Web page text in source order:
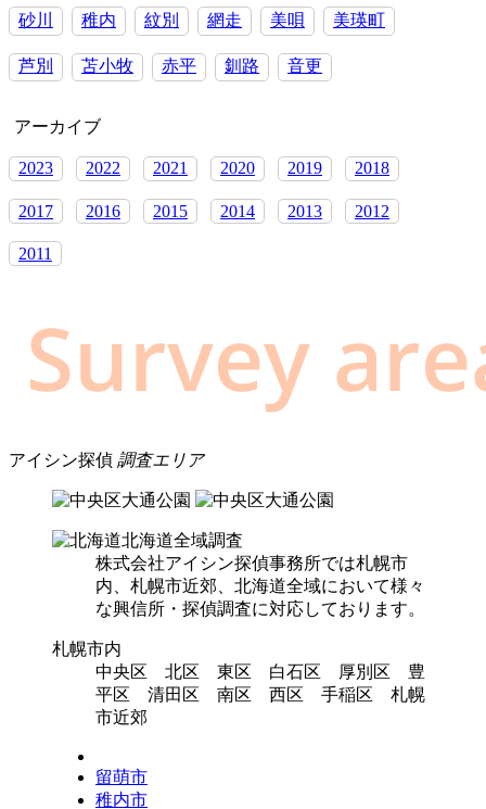
一
つ
砂川 稚内 紋別 網走 美唄 美瑛町
芦別 苫小牧 赤平 釧路 音更
アーカイブ
2023 2022 2021 2020 2019 2018
2017 2016 2015 2014 2013 2012
2011
アイシン探偵 調査エリア
北海道全域調査
株式会社アイシン探偵事務所では札幌市
内、札幌市近郊、北海道全域において様々
な興信所・探偵調査に対応しております。
札幌市内
中央区 北区 東区 白石区 厚別区 豊
平区 清田区 南区 西区 手稲区 札幌
市近郊
留萌市
稚内市